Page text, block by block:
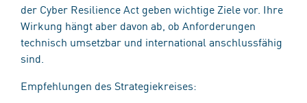
der Cyber Resilience Act geben wichtige Ziele vor. Ihre
Wirkung hängt aber davon ab, ob Anforderungen
technisch umsetzbar und international anschlussfähig
sind.
Empfehlungen des Strategiekreises: